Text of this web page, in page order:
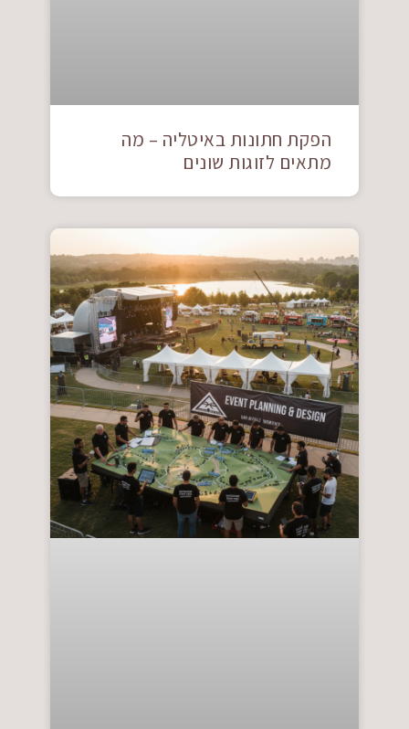
הפקת חתונות באיטליה – מה
מתאים לזוגות שונים